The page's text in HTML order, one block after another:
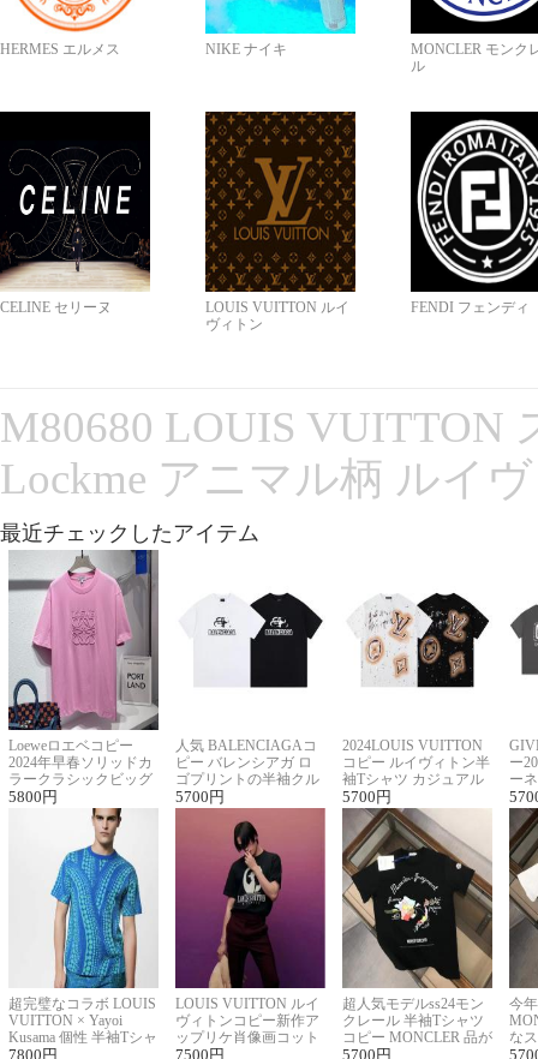
HERMES エルメス NIKE ナイキ
MONCLER モンク
ル
CELINE セリーヌ
LOUIS VUITTON ルイ
ヴィトン
FENDI フェンディ
M80680 LOUIS VUITTON
Lockme アニマル柄 ルイ
最近チェックしたアイテム
Loeweロエベコピー
2024年早春ソリッドカ
ラークラシックビッグ
ロゴ刺繍Tシャツ
5800 円
人気 BALENCIAGAコ
ピー バレンシアガ ロ
ゴプリントの半袖クル
ーネックTシャツ
5700 円
2024LOUIS VUITTON
コピー ルイヴィトン半
袖Tシャツ カジュアル
に馴染む 2色展開
5700 円
ー
ー
ー
超完璧なコラボ LOUIS
VUITTON × Yayoi
Kusama 個性 半袖Tシャ
ツコピー男女兼用
7800 円
LOUIS VUITTON ルイ
ヴィトンコピー新作ア
ップリケ肖像画コット
ンニット半袖Tシャツ
7500 円
超人気モデルss24モン
クレール 半袖Tシャツ
コピー MONCLER 品が
良く見た目
5700 円
今
な
ル